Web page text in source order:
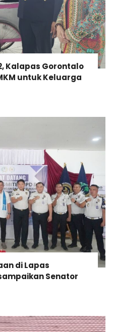
Kalapas Gorontalo
untuk Keluarga
di Lapas
Senator